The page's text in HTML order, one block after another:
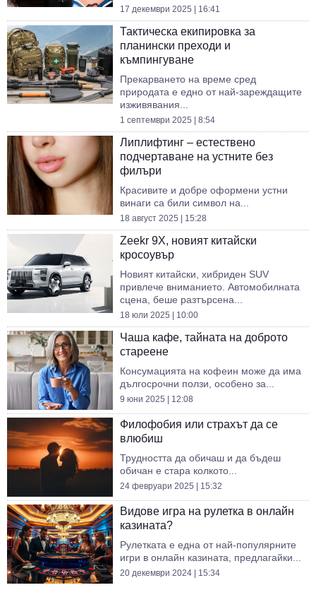
17 декември 2025 | 16:41
Тактическа екипировка за
планински преходи и
къмпингуване
Прекарването на време сред
природата е едно от най-зареждащите
изживявания...
1 септември 2025 | 8:54
Липлифтинг – естествено
подчертаване на устните без
филъри
Красивите и добре оформени устни
винаги са били символ на...
18 август 2025 | 15:28
Zeekr 9X, новият китайски
кросоувър
Новият китайски, хибриден SUV
привлече вниманието. Автомобилната
сцена, беше разтърсена...
18 юли 2025 | 10:00
Чаша кафе, тайната на доброто
стареене
Консумацията на кофеин може да има
дългосрочни ползи, особено за...
9 юни 2025 | 12:08
Филофобия или страхът да се
влюбиш
Трудността да обичаш и да бъдеш
обичан е стара колкото...
24 февруари 2025 | 15:32
Видове игра на рулетка в онлайн
казината?
Рулетката е една от най-популярните
игри в онлайн казината, предлагайки...
20 декември 2024 | 15:34